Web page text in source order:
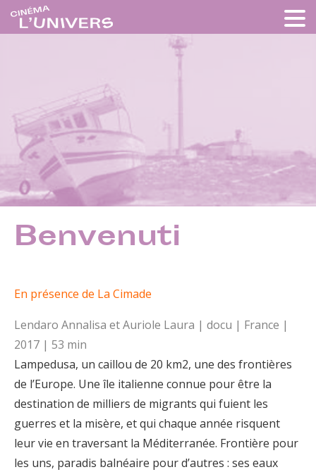
Benvenuti
En présence de La Cimade
Lendaro Annalisa et Auriole Laura | docu | France |
2017 | 53 min
Lampedusa, un caillou de 20 km2, une des frontières
de l’Europe. Une île italienne connue pour être la
destination de milliers de migrants qui fuient les
guerres et la misère, et qui chaque année risquent
leur vie en traversant la Méditerranée. Frontière pour
les uns, paradis balnéaire pour d’autres : ses eaux